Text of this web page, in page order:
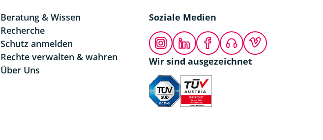
Beratung & Wissen
Recherche
Schutz anmelden
Rechte verwalten & wahren
Über Uns
Soziale Medien
InstagramLinkedInFacebookPodcastVimeo
Wir sind ausgezeichnet